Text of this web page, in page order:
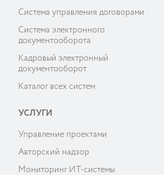
Система управления договорами
Система электронного
документооборота
Кадровый электронный
документооборот
Каталог всех систем
УСЛУГИ
Управление проектами
Авторский надзор
Мониторинг ИТ-системы